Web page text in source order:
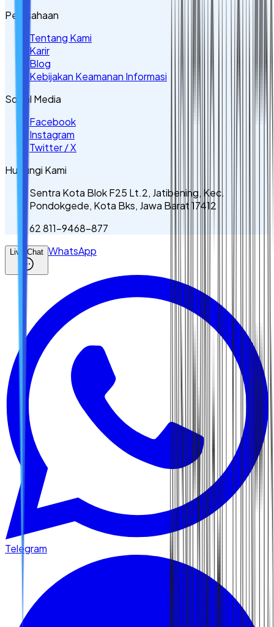
Perusahaan
Tentang Kami
Karir
Blog
Kebijakan Keamanan Informasi
Sosial Media
Facebook
Instagram
Twitter / X
Hubungi Kami
Sentra Kota Blok F25 Lt.2, Jatibening, Kec.
Pondokgede, Kota Bks, Jawa Barat 17412
62 811-9468-877
Live Chat WhatsApp
Telegram